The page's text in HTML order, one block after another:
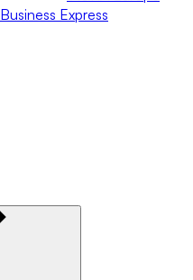
Business Express